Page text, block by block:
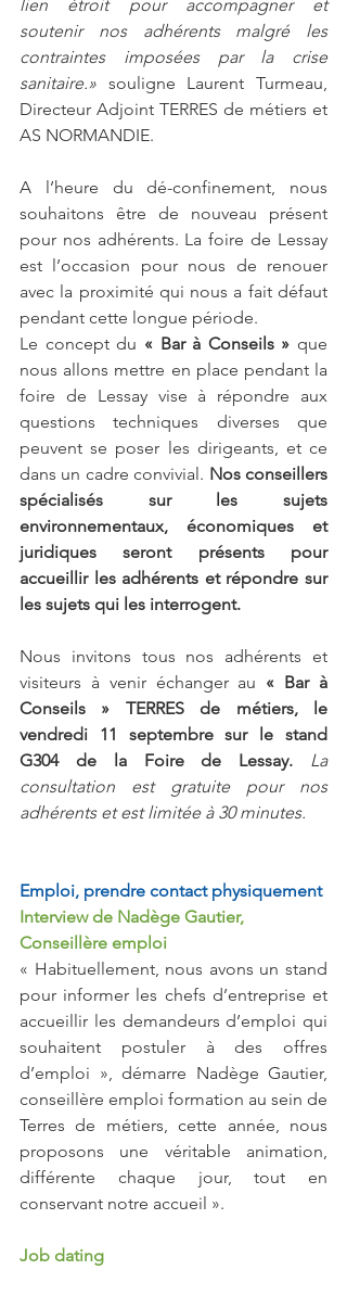
lien étroit pour accompagner et
soutenir nos adhérents malgré les
contraintes imposées par la crise
sanitaire.» souligne Laurent Turmeau,
Directeur Adjoint TERRES de métiers et
AS NORMANDIE.
A l’heure du dé-confinement, nous
souhaitons être de nouveau présent
pour nos adhérents. La foire de Lessay
est l’occasion pour nous de renouer
avec la proximité qui nous a fait défaut
pendant cette longue période.
Le concept du « Bar à Conseils » que
nous allons mettre en place pendant la
foire de Lessay vise à répondre aux
questions techniques diverses que
peuvent se poser les dirigeants, et ce
dans un cadre convivial. Nos conseillers
spécialisés sur les sujets
environnementaux, économiques et
juridiques seront présents pour
accueillir les adhérents et répondre sur
les sujets qui les interrogent.
Nous invitons tous nos adhérents et
visiteurs à venir échanger au « Bar à
Conseils » TERRES de métiers, le
vendredi 11 septembre sur le stand
G304 de la Foire de Lessay.
La
consultation est gratuite pour nos
adhérents et est limitée à 30 minutes.
Emploi, prendre contact physiquement
Interview de Nadège Gautier,
Conseillère emploi
« Habituellement, nous avons un stand
pour informer les chefs d’entreprise et
accueillir les demandeurs d’emploi qui
souhaitent postuler à des offres
d’emploi », démarre Nadège Gautier,
conseillère emploi formation au sein de
Terres de métiers, cette année, nous
proposons une véritable animation,
différente chaque jour, tout en
conservant notre accueil ».
Job dating